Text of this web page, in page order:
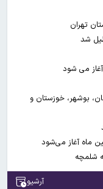
تهران
شد
بوشهر، خوزستان و
ماه آغاز می‌شود
شلمچه
آرشیو